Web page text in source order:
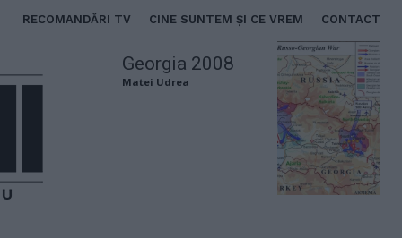
RECOMANDĂRI TV CINE SUNTEM ȘI CE VREM CONTACT
Georgia 2008
Matei Udrea